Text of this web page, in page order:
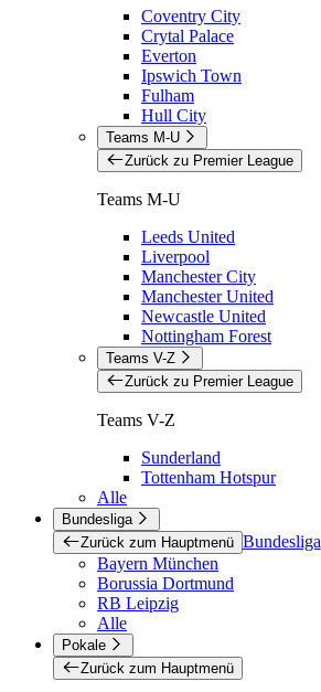
Coventry City
Crytal Palace
Everton
Ipswich Town
Fulham
Hull City
Teams M-U
Zurück zu Premier League
Teams M-U
Leeds United
Liverpool
Manchester City
Manchester United
Newcastle United
Nottingham Forest
Teams V-Z
Zurück zu Premier League
Teams V-Z
Sunderland
Tottenham Hotspur
Alle
Bundesliga
Zurück zum Hauptmenü Bundesliga
Bayern München
Borussia Dortmund
RB Leipzig
Alle
Pokale
Zurück zum Hauptmenü